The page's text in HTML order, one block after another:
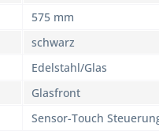
575 mm
schwarz
Edelstahl/Glas
Glasfront
Sensor-Touch